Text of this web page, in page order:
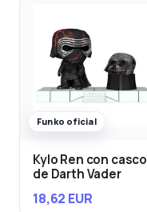
Funko oficial
Kylo Ren con casco
de Darth Vader
18,62 EUR